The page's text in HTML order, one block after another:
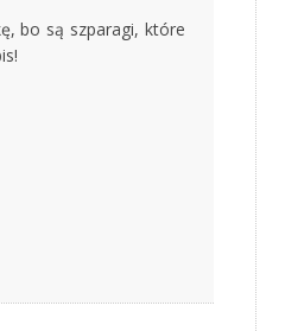
bo są szparagi, które